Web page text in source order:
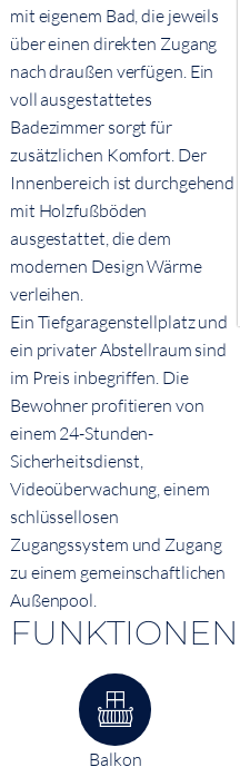
mit eigenem Bad, die jeweils
über einen direkten Zugang
nach draußen verfügen. Ein
voll ausgestattetes
Badezimmer sorgt für
zusätzlichen Komfort. Der
Innenbereich ist durchgehend
mit Holzfußböden
ausgestattet, die dem
modernen Design Wärme
verleihen.
Ein Tiefgaragenstellplatz und
ein privater Abstellraum sind
im Preis inbegriffen. Die
Bewohner profitieren von
einem 24-Stunden-
Sicherheitsdienst,
Videoüberwachung, einem
schlüssellosen
Zugangssystem und Zugang
zu einem gemeinschaftlichen
Außenpool.
FUNKTIONEN
Balkon